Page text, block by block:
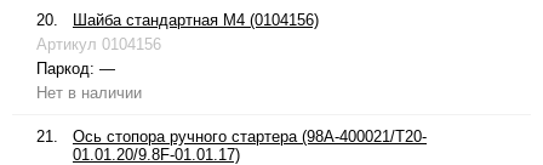
20.
Шайба стандартная М4 (0104156)
Артикул 0104156
Паркод: —
Нет в наличии
21.
Ось стопора ручного стартера (98A-400021/T20-
01.01.20/9.8F-01.01.17)